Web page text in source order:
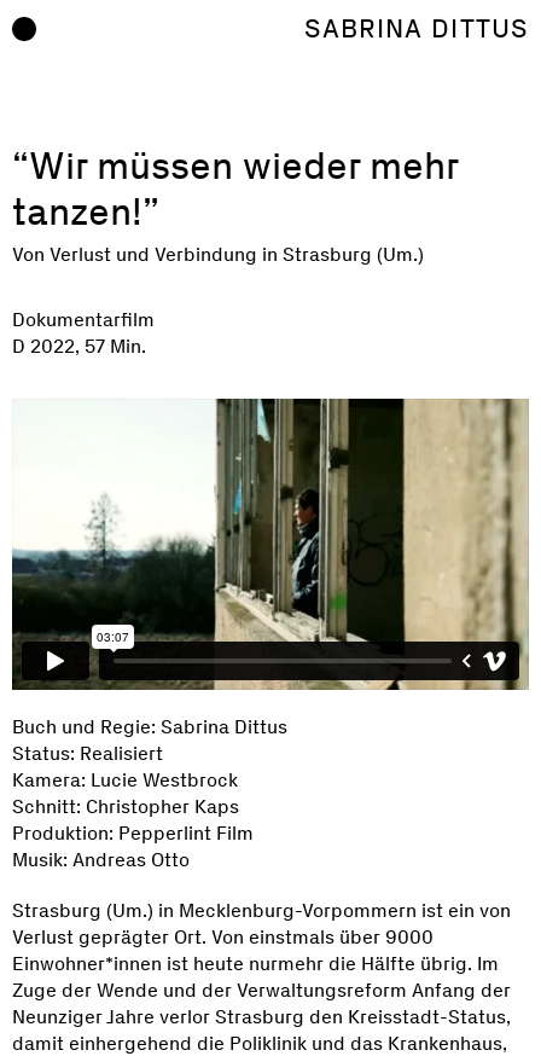
Zum Inhalt springen
SABRINA DITTUS
“Wir müssen wieder mehr
tanzen!”
Von Verlust und Verbindung in Strasburg (Um.)
Dokumentarfilm
D 2022, 57 Min.
Buch und Regie: Sabrina Dittus
Status: Realisiert
Kamera: Lucie Westbrock
Schnitt: Christopher Kaps
Produktion: Pepperlint Film
Musik: Andreas Otto
Strasburg (Um.) in Mecklenburg-Vorpommern ist ein von
Verlust geprägter Ort. Von einstmals über 9000
Einwohner*innen ist heute nurmehr die Hälfte übrig. Im
Zuge der Wende und der Verwaltungsreform Anfang der
Neunziger Jahre verlor Strasburg den Kreisstadt-Status,
damit einhergehend die Poliklinik und das Krankenhaus,